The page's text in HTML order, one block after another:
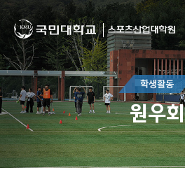
학생활동
원우회